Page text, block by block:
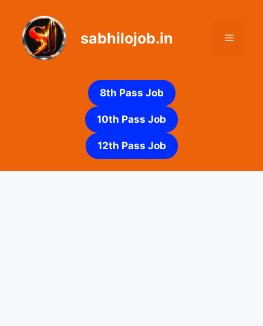
content
sabhilojob.in Menu
8th Pass Job
10th Pass Job
12th Pass Job